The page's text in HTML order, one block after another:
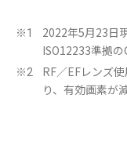
※1
2022年5月23日
ISO12233準拠の
※2
RF／EFレンズ
り、有効画素が